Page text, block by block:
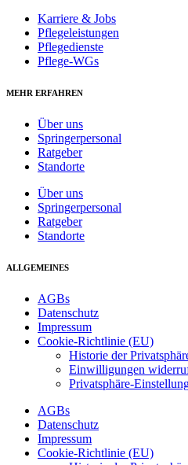
Karriere & Jobs
Pflegeleistungen
Pflegedienste
Pflege-WGs
MEHR ERFAHREN
Über uns
Springerpersonal
Ratgeber
Standorte
Über uns
Springerpersonal
Ratgeber
Standorte
ALLGEMEINES
AGBs
Datenschutz
Impressum
Cookie-Richtlinie (EU)
Historie der
Einwilligungen
Privatsphäre-
AGBs
Datenschutz
Impressum
Cookie-Richtlinie (EU)